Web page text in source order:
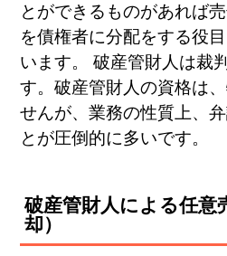
とができるものがあれば
を債権者に分配をする役
います。 破産管財人は裁
す。破産管財人の資格は
せんが、業務の性質上、
とが圧倒的に多いです。
破産管財人による任意
却）